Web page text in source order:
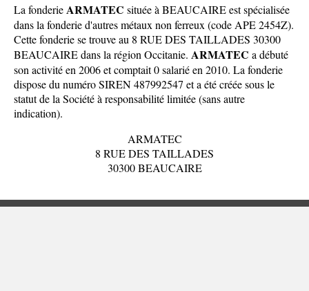
La fonderieARMATEC située à BEAUCAIRE est spécialisée
dans la fonderie d'autres métaux non ferreux (code APE 2454Z).
Cette fonderie se trouve au 8 RUE DES TAILLADES 30300
BEAUCAIRE dans la région Occitanie. ARMATEC a débuté
son activité en 2006 et comptait 0 salarié en 2010. La fonderie
dispose du numéro SIREN 487992547 et a été créée sous le
statut de la Société à responsabilité limitée (sans autre
indication).
ARMATEC
8 RUE DES TAILLADES
30300 BEAUCAIRE